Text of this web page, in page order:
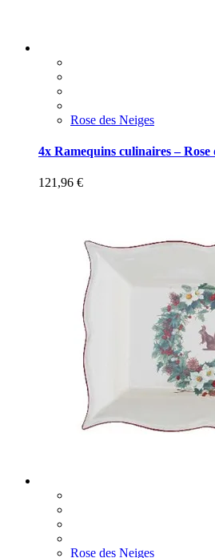
Rose des Neiges
4x Ramequins culinaires – Rose
121,96 €
Rose des Neiges